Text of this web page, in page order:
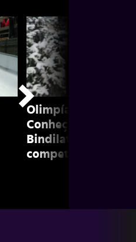
Olimpíada de
Conheça Edson
Bindilatti,
competidor de